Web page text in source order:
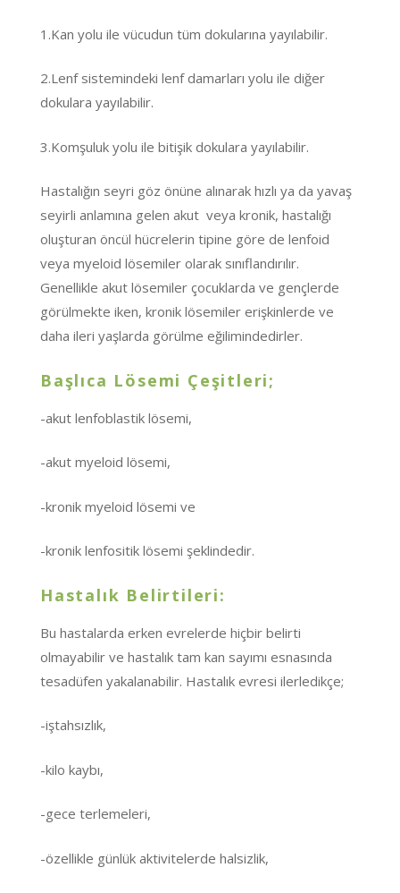
1.Kan yolu ile vücudun tüm dokularına yayılabilir.
2.Lenf sistemindeki lenf damarları yolu ile diğer
dokulara yayılabilir.
3.Komşuluk yolu ile bitişik dokulara yayılabilir.
Hastalığın seyri göz önüne alınarak hızlı ya da yavaş
seyirli anlamına gelen akut veya kronik, hastalığı
oluşturan öncül hücrelerin tipine göre de lenfoid
veya myeloid lösemiler olarak sınıflandırılır.
Genellikle akut lösemiler çocuklarda ve gençlerde
görülmekte iken, kronik lösemiler erişkinlerde ve
daha ileri yaşlarda görülme eğilimindedirler.
Başlıca Lösemi Çeşitleri;
-akut lenfoblastik lösemi,
-akut myeloid lösemi,
-kronik myeloid lösemi ve
-kronik lenfositik lösemi şeklindedir.
Hastalık Belirtileri:
Bu hastalarda erken evrelerde hiçbir belirti
olmayabilir ve hastalık tam kan sayımı esnasında
tesadüfen yakalanabilir. Hastalık evresi ilerledikçe;
-iştahsızlık,
-kilo kaybı,
-gece terlemeleri,
-özellikle günlük aktivitelerde halsizlik,